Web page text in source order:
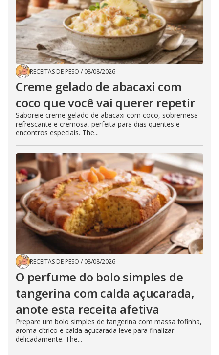
RECEITAS DE PESO / 08/08/2026
Creme gelado de abacaxi com
coco que você vai querer repetir
Saboreie creme gelado de abacaxi com coco, sobremesa
refrescante e cremosa, perfeita para dias quentes e
encontros especiais. The...
RECEITAS DE PESO / 08/08/2026
O perfume do bolo simples de
tangerina com calda açucarada,
anote esta receita afetiva
Prepare um bolo simples de tangerina com massa fofinha,
aroma cítrico e calda açucarada leve para finalizar
delicadamente. The...